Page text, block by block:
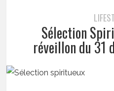
Sélection
réveillon du 31